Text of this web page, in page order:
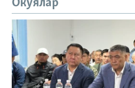
Окуялар